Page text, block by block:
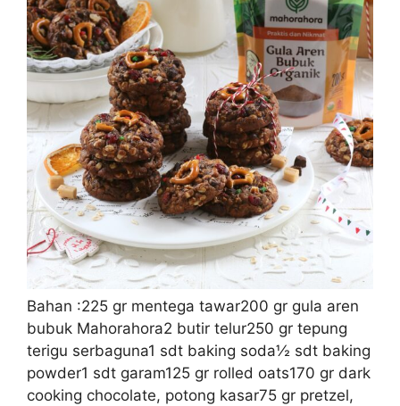
Bahan :225 gr mentega tawar200 gr gula aren
bubuk Mahorahora2 butir telur250 gr tepung
terigu serbaguna1 sdt baking soda½ sdt baking
powder1 sdt garam125 gr rolled oats170 gr dark
cooking chocolate, potong kasar75 gr pretzel,